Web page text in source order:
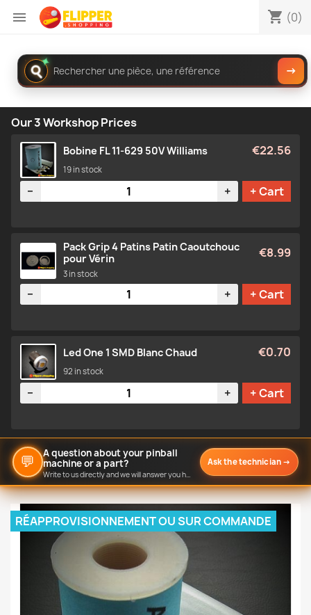
 shopping_cart (0)
✦
Rechercher
dans
le
→
Our 3 Workshop Prices
Bobine FL 11-629 50V Williams €22.56
19 in stock
− + + Cart
Pack Grip 4 Patins Patin Caoutchouc
pour Vérin
€8.99
3 in stock
Quantity
− + + Cart
Led One 1 SMD Blanc Chaud €0.70
92 in stock
− + + Cart
💬
A question about your pinball
machine or a part?
Write to us directly and we will answer you here.
Ask the technician →
RÉAPPROVISIONNEMENT OU SUR COMMANDE